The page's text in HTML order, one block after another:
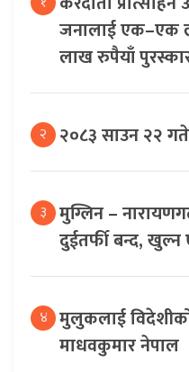
जनालाई एक–एक
लाख रुपैयाँ
२ २०८३ साउन २२
३ मुग्लिन –
दुईतर्फी बन्द,
४ मुलुकलाई विदेशीको
माधवकुमार नेपाल